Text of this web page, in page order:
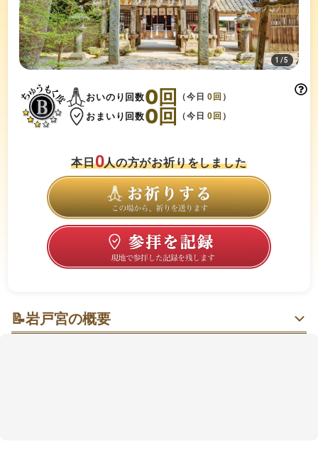
1/5
おいのり回数0回 （今日0 回 ）
おまいり回数0回 （今日0 回 ）
本日0人の方がお祈りをしました
📝岩戸宮の概要